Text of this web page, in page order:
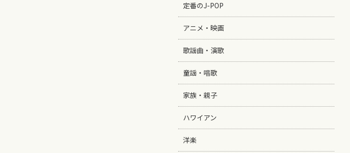
定番のJ-POP
アニメ・映画
歌謡曲・演歌
童謡・唱歌
家族・親子
ハワイアン
洋楽